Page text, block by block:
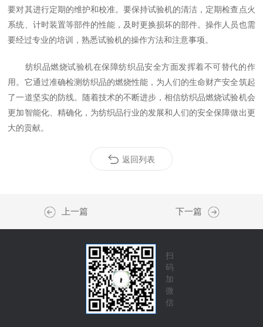
要对其进行定期的维护和校准。要保持试验机的清洁，定期检查点火
系统、计时装置等部件的性能，及时更换损坏的部件。操作人员也需
要经过专业的培训，熟悉试验机的操作方法和注意事项。
纺织品燃烧试验机在保障纺织品安全方面发挥着不可替代的作
用。它通过准确检测纺织品的燃烧性能，为人们的生命财产安全筑起
了一道坚实的防线。随着技术的不断进步，相信纺织品燃烧试验机会
更加智能化、精确化，为纺织品行业的发展和人们的安全保障做出更
大的贡献。
返回列表
上一篇 下一篇
扫
码
加
微
信